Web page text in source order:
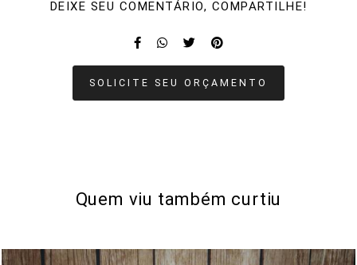
DEIXE SEU COMENTÁRIO, COMPARTILHE!
SOLICITE SEU ORÇAMENTO
Quem viu também curtiu